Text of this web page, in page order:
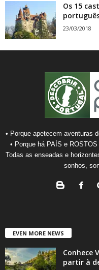
Os 15
23/03/2018
• Porque apetecem aventuras
• Porque há PAÍS e
Todas as enseadas e
sonhos,
EVEN MORE NEWS
Conhece
partir à